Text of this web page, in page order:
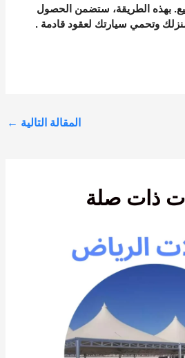
بهذه الطريقة، ستضمن الحصول
وتحمي سيارتك لعقود قادمة.
المقالة التالية ←
ذات صلة